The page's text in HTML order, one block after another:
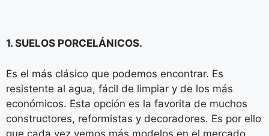
1. SUELOS PORCELÁNICOS.
Es el más clásico que podemos encontrar. Es
resistente al agua, fácil de limpiar y de los más
económicos. Esta opción es la favorita de muchos
constructores, reformistas y decoradores. Es por ello
que cada vez vemos más modelos en el mercado.